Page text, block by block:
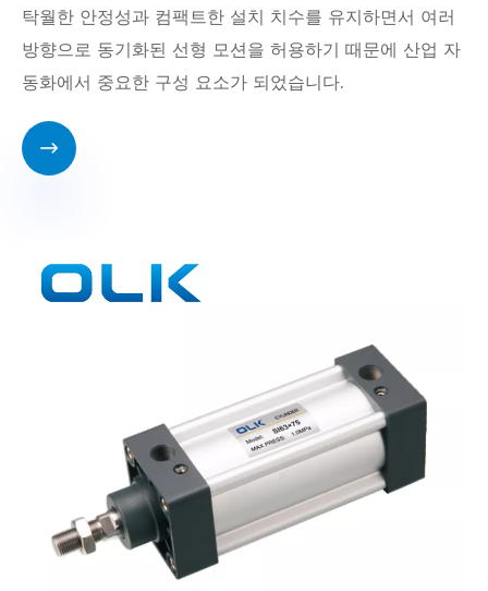
탁월한 안정성과 컴팩트한 설치 치수를 유지하면서 여러
방향으로 동기화된 선형 모션을 허용하기 때문에 산업 자
동화에서 중요한 구성 요소가 되었습니다.
